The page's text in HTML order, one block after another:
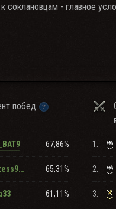
- главное
побед
67,86%
ramzzess999 65,31%
61,11%
1.
2.
3.